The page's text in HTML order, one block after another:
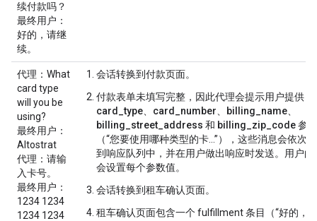
续付款吗？
最终用户 ：
好的，请继
续。
代理 ：What
card type
will you be
using?
最终用户 ：
Altostrat
代理 ：请输
入卡号。
最终用户 ：
1234 1234
1234 1234
会话转换到付款页面。
付款表单未填写完整，因此代理会提示用户提供
card_type
card_number billing_name
billing_street_address 和 billing_zip_code参数
（“您要使用哪种类型的卡...”），这些消息会依次
到响应队列中，并在用户做出响应时发送。用户的
会设置每个参数值。
会话转换到租车确认页面。
租车确认页面包含一个 fulfillment 条目（“好的，